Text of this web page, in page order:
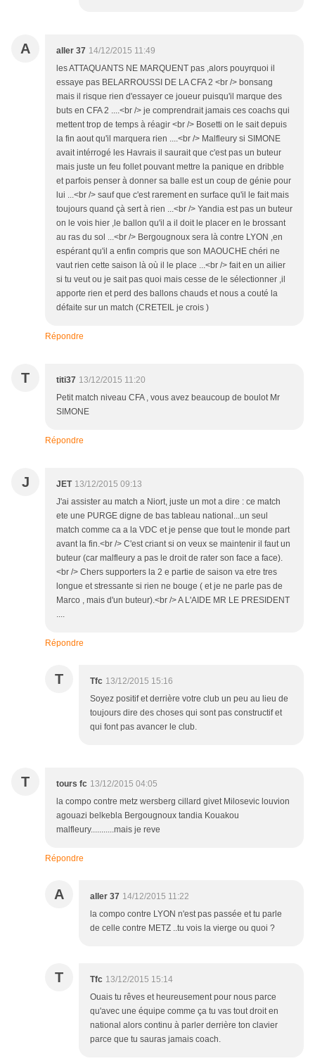
A aller 37 14/12/2015 11:49
les ATTAQUANTS NE MARQUENT pas ,alors pouyrquoi il
essaye pas BELARROUSSI DE LA CFA 2 <br /> bonsang
mais il risque rien d'essayer ce joueur puisqu'il marque des
buts en CFA 2 ....<br /> je comprendrait jamais ces coachs qui
mettent trop de temps à réagir <br /> Bosetti on le sait depuis
la fin aout qu'il marquera rien ....<br /> Malfleury si SIMONE
avait intérrogé les Havrais il saurait que c'est pas un buteur
mais juste un feu follet pouvant mettre la panique en dribble
et parfois penser à donner sa balle est un coup de génie pour
lui ...<br /> sauf que c'est rarement en surface qu'il le fait mais
toujours quand çà sert à rien ...<br /> Yandia est pas un buteur
on le vois hier ,le ballon qu'il a il doit le placer en le brossant
au ras du sol ...<br /> Bergougnoux sera là contre LYON ,en
espérant qu'il a enfin compris que son MAOUCHE chéri ne
vaut rien cette saison là où il le place ...<br /> fait en un ailier
si tu veut ou je sait pas quoi mais cesse de le sélectionner ,il
apporte rien et perd des ballons chauds et nous a couté la
défaite sur un match (CRETEIL je crois )
Répondre
T titi37 13/12/2015 11:20
Petit match niveau CFA , vous avez beaucoup de boulot Mr
SIMONE
Répondre
J JET 13/12/2015 09:13
J'ai assister au match a Niort, juste un mot a dire : ce match
ete une PURGE digne de bas tableau national...un seul
match comme ca a la VDC et je pense que tout le monde part
avant la fin.<br /> C'est criant si on veux se maintenir il faut un
buteur (car malfleury a pas le droit de rater son face a face).
<br /> Chers supporters la 2 e partie de saison va etre tres
longue et stressante si rien ne bouge ( et je ne parle pas de
Marco , mais d'un buteur).<br /> A L'AIDE MR LE PRESIDENT
....
Répondre
T Tfc 13/12/2015 15:16
Soyez positif et derrière votre club un peu au lieu de
toujours dire des choses qui sont pas constructif et
qui font pas avancer le club.
T tours fc 13/12/2015 04:05
la compo contre metz wersberg cillard givet Milosevic louvion
agouazi belkebla Bergougnoux tandia Kouakou
malfleury...........mais je reve
Répondre
A aller 37 14/12/2015 11:22
la compo contre LYON n'est pas passée et tu parle
de celle contre METZ ..tu vois la vierge ou quoi ?
T Tfc 13/12/2015 15:14
Ouais tu rêves et heureusement pour nous parce
qu'avec une équipe comme ça tu vas tout droit en
national alors continu à parler derrière ton clavier
parce que tu sauras jamais coach.